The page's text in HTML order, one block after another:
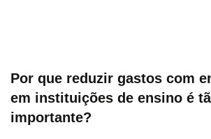
Por que reduzir gastos com
em instituições de ensino é
importante?